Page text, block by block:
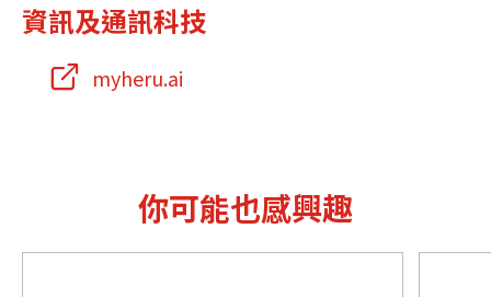
資訊及通訊科技
myheru.ai
你可能也感興趣